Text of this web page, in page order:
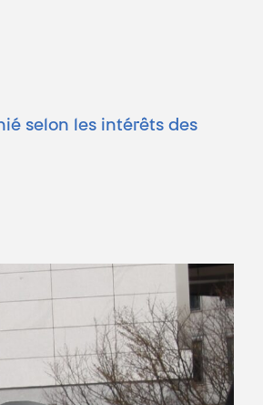
selon les intérêts des